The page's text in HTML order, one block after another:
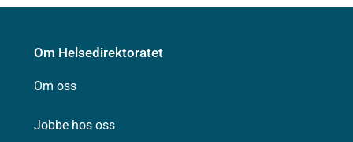
Om Helsedirektoratet
Om oss
Jobbe hos oss